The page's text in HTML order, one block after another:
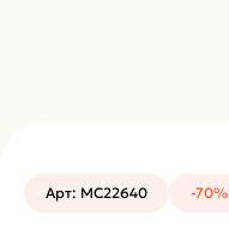
Арт: MC22640 -70%